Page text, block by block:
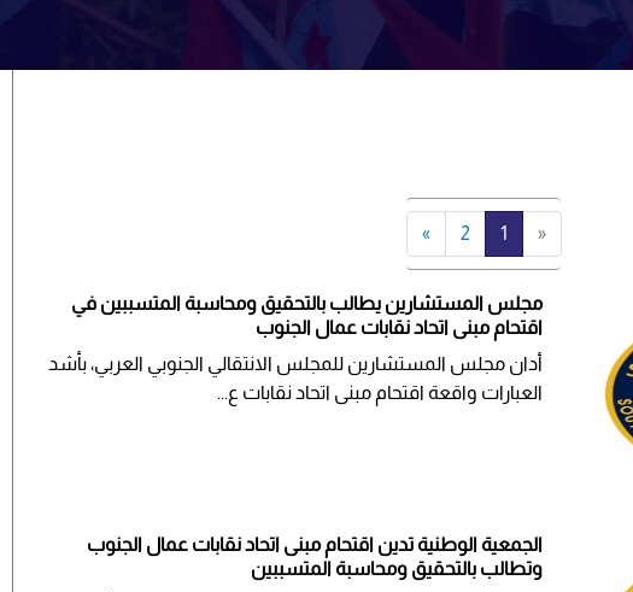
«
1
2
»
مجلس المستشارين يطالب بالتحقيق ومحاسبة المتسببين في
اقتحام مبنى اتحاد نقابات عمال الجنوب
أدان مجلس المستشارين للمجلس الانتقالي الجنوبي العربي، بأشد
العبارات واقعة اقتحام مبنى اتحاد نقابات ع...
الجمعية الوطنية تدين اقتحام مبنى اتحاد نقابات عمال الجنوب
وتطالب بالتحقيق ومحاسبة المتسببين